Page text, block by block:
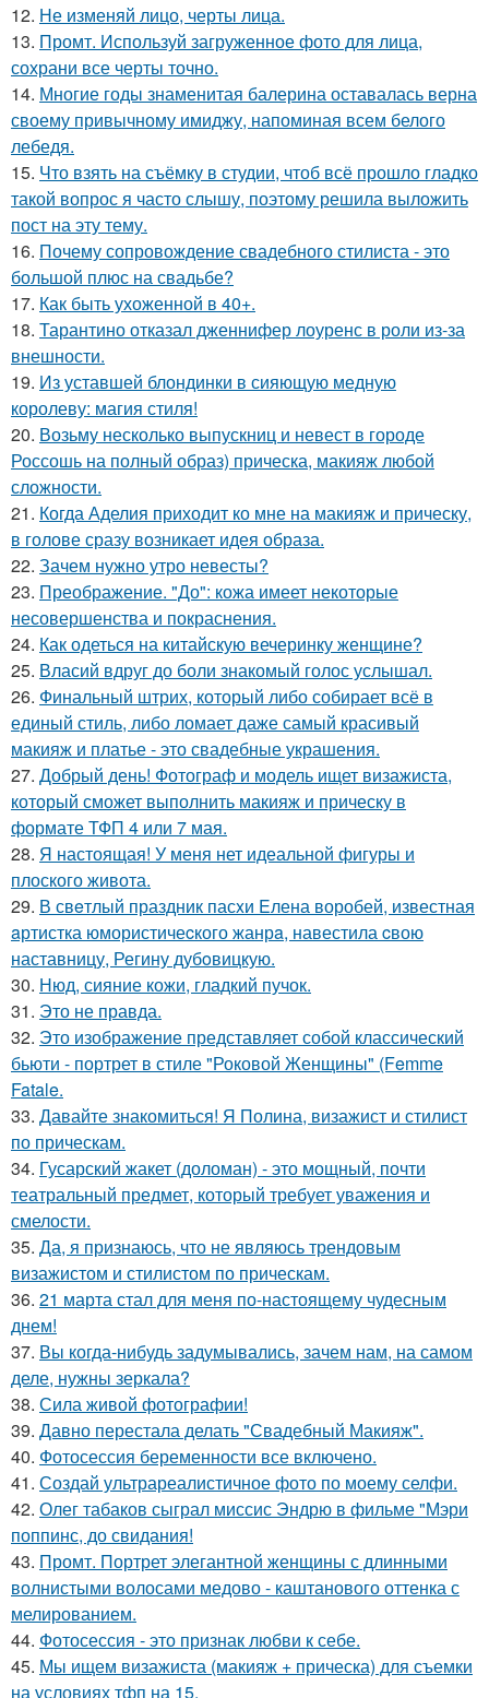
12. Не изменяй лицо, черты лица.
13. Промт. Используй загруженное фото для лица,
сохрани все черты точно.
14. Многие годы знаменитая балерина оставалась верна
своему привычному имиджу, напоминая всем белого
лебедя.
15. Что взять на съёмку в студии, чтоб всё прошло гладко
такой вопрос я часто слышу, поэтому решила выложить
пост на эту тему.
16. Почему сопровождение свадебного стилиста - это
большой плюс на свадьбе?
17. Как быть ухоженной в 40+.
18. Тарантино отказал дженнифер лоуренс в роли из-за
внешности.
19. Из уставшей блондинки в сияющую медную
королеву: магия стиля!
20. Возьму несколько выпускниц и невест в городе
Россошь на полный образ) прическа, макияж любой
сложности.
21. Когда Аделия приходит ко мне на макияж и прическу,
в голове сразу возникает идея образа.
22. Зачем нужно утро невесты?
23. Преображение. "До": кожа имеет некоторые
несовершенства и покраснения.
24. Как одеться на китайскую вечеринку женщине?
25. Власий вдруг до боли знакомый голос услышал.
26. Финальный штрих, который либо собирает всё в
единый стиль, либо ломает даже самый красивый
макияж и платье - это свадебные украшения.
27. Добрый день! Фотограф и модель ищет визажиста,
который сможет выполнить макияж и прическу в
формате ТФП 4 или 7 мая.
28. Я настоящая! У меня нет идеальной фигуры и
плоского живота.
29. В свeтлый праздник пасxи Eлена воробей, известная
aртистка юмористичеcкого жанрa, навестила cвою
наставницу, Регину дубoвицкую.
30. Нюд, сияние кожи, гладкий пучок.
31. Это не правда.
32. Это изображение представляет собой классический
бьюти - портрет в стиле "Роковой Женщины" (Femme
Fatale.
33. Давайте знакомиться! Я Полина, визажист и стилист
по прическам.
34. Гусарский жакет (доломан) - это мощный, почти
театральный предмет, который требует уважения и
смелости.
35. Да, я признаюсь, что не являюсь трендовым
визажистом и стилистом по прическам.
36. 21 марта стал для меня по-настоящему чудесным
днем!
37. Вы когда-нибудь задумывались, зачем нам, на самом
деле, нужны зеркала?
38. Сила живой фотографии!
39. Давно перестала делать "Свадебный Макияж".
40. Фотосессия беременности все включено.
41. Создай ультрареалистичное фото по моему селфи.
42. Олег табаков сыграл миссис Эндрю в фильме "Мэри
поппинс, до свидания!
43. Промт. Портрет элегантной женщины с длинными
волнистыми волосами медово - каштанового оттенка с
мелированием.
44. Фотосессия - это признак любви к себе.
45. Мы ищем визажиста (макияж + прическа) для съемки
на условиях тфп на 15.